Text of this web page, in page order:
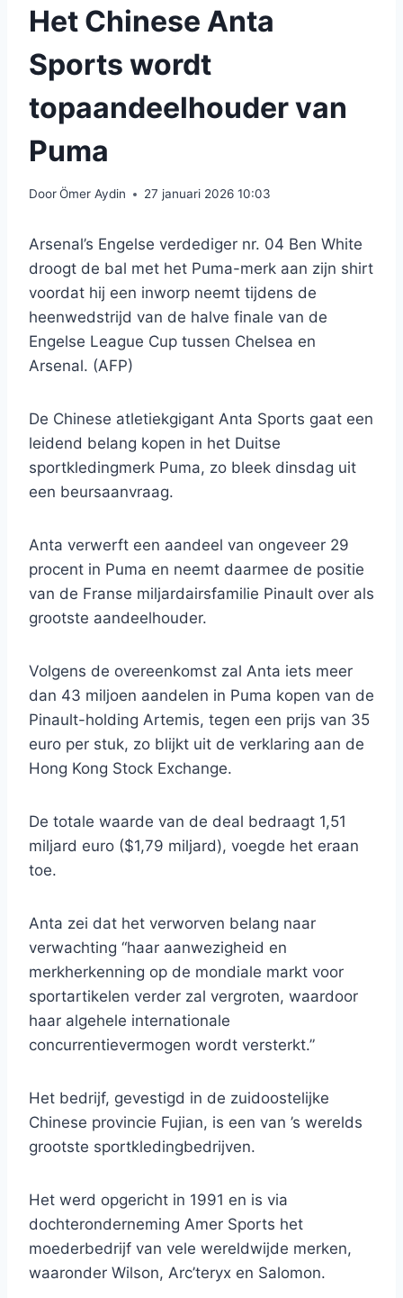
Het Chinese Anta
Sports wordt
topaandeelhouder van
Puma
DoorÖmer Aydin 27 januari 2026 10:03
Arsenal’s Engelse verdediger nr. 04 Ben White
droogt de bal met het Puma-merk aan zijn shirt
voordat hij een inworp neemt tijdens de
heenwedstrijd van de halve finale van de
Engelse League Cup tussen Chelsea en
Arsenal. (AFP)
De Chinese atletiekgigant Anta Sports gaat een
leidend belang kopen in het Duitse
sportkledingmerk Puma, zo bleek dinsdag uit
een beursaanvraag.
Anta verwerft een aandeel van ongeveer 29
procent in Puma en neemt daarmee de positie
van de Franse miljardairsfamilie Pinault over als
grootste aandeelhouder.
Volgens de overeenkomst zal Anta iets meer
dan 43 miljoen aandelen in Puma kopen van de
Pinault-holding Artemis, tegen een prijs van 35
euro per stuk, zo blijkt uit de verklaring aan de
Hong Kong Stock Exchange.
De totale waarde van de deal bedraagt ​​1,51
miljard euro ($1,79 miljard), voegde het eraan
toe.
Anta zei dat het verworven belang naar
verwachting “haar aanwezigheid en
merkherkenning op de mondiale markt voor
sportartikelen verder zal vergroten, waardoor
haar algehele internationale
concurrentievermogen wordt versterkt.”
Het bedrijf, gevestigd in de zuidoostelijke
Chinese provincie Fujian, is een van ’s werelds
grootste sportkledingbedrijven.
Het werd opgericht in 1991 en is via
dochteronderneming Amer Sports het
moederbedrijf van vele wereldwijde merken,
waaronder Wilson, Arc’teryx en Salomon.